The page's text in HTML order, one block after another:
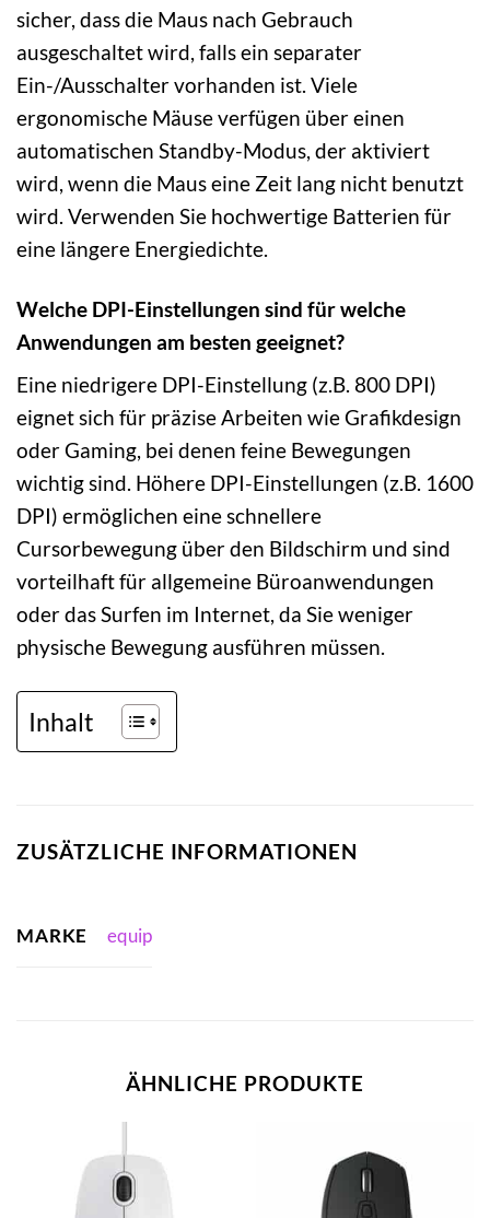
sicher, dass die Maus nach Gebrauch
ausgeschaltet wird, falls ein separater
Ein-/Ausschalter vorhanden ist. Viele
ergonomische Mäuse verfügen über einen
automatischen Standby-Modus, der aktiviert
wird, wenn die Maus eine Zeit lang nicht benutzt
wird. Verwenden Sie hochwertige Batterien für
eine längere Energiedichte.
Welche DPI-Einstellungen sind für welche
Anwendungen am besten geeignet?
Eine niedrigere DPI-Einstellung (z.B. 800 DPI)
eignet sich für präzise Arbeiten wie Grafikdesign
oder Gaming, bei denen feine Bewegungen
wichtig sind. Höhere DPI-Einstellungen (z.B. 1600
DPI) ermöglichen eine schnellere
Cursorbewegung über den Bildschirm und sind
vorteilhaft für allgemeine Büroanwendungen
oder das Surfen im Internet, da Sie weniger
physische Bewegung ausführen müssen.
Inhalt
ZUSÄTZLICHE INFORMATIONEN
MARKE equip
ÄHNLICHE PRODUKTE